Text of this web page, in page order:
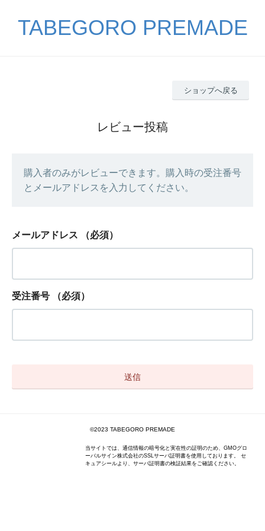
TABEGORO PREMADE
ショップへ戻る
レビュー投稿
購入者のみがレビューできます。購入時の受注番号
とメールアドレスを入力してください。
メールアドレス （必須）
受注番号 （必須）
©2023 TABEGORO PREMADE
当サイトでは、通信情報の暗号化と実在性の証明のため、GMOグロ
ーバルサイン株式会社のSSLサーバ証明書を使用しております。 セ
キュアシールより、サーバ証明書の検証結果をご確認ください。